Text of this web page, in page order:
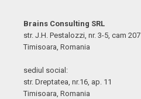
Brains Consulting SRL
str. J.H. Pestalozzi, nr. 3-5, cam 207
Timisoara, Romania
sediul social:
str. Dreptatea, nr.16, ap. 11
Timisoara, Romania